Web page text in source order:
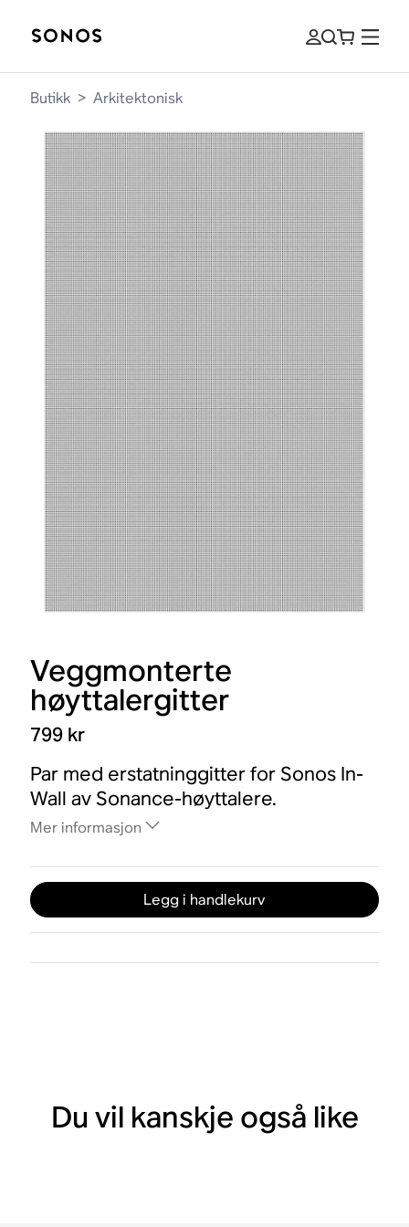
Butikk > Arkitektonisk
Veggmonterte
høyttalergitter
799 kr
Par med erstatninggitter for Sonos In-
Wall av Sonance-høyttalere.
Mer informasjon
Legg i handlekurv
Du vil kanskje også like